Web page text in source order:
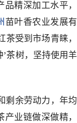
精深加工水平，
苗叶香农业发展有
茶受到市场青睐，
茶树，坚持使用羊
剩余劳动力，年均
业链做深做精，